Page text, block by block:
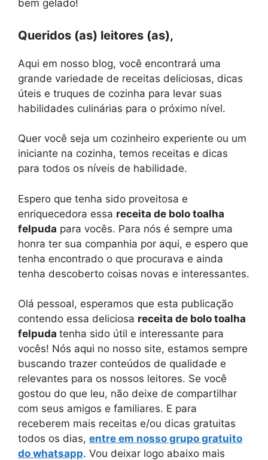
bem gelado!
Queridos (as) leitores (as),
Aqui em nosso blog, você encontrará uma
grande variedade de receitas deliciosas, dicas
úteis e truques de cozinha para levar suas
habilidades culinárias para o próximo nível.
Quer você seja um cozinheiro experiente ou um
iniciante na cozinha, temos receitas e dicas
para todos os níveis de habilidade.
Espero que tenha sido proveitosa e
enriquecedora essa receita de bolo toalha
felpuda para vocês. Para nós é sempre uma
honra ter sua companhia por aqui, e espero que
tenha encontrado o que procurava e ainda
tenha descoberto coisas novas e interessantes.
Olá pessoal, esperamos que esta publicação
contendo essa deliciosa receita de bolo toalha
felpuda tenha sido útil e interessante para
vocês! Nós aqui no nosso site, estamos sempre
buscando trazer conteúdos de qualidade e
relevantes para os nossos leitores. Se você
gostou do que leu, não deixe de compartilhar
com seus amigos e familiares. E para
receberem mais receitas e/ou dicas gratuitas
todos os dias, entre em nosso grupo gratuito
do whatsapp. Vou deixar logo abaixo mais